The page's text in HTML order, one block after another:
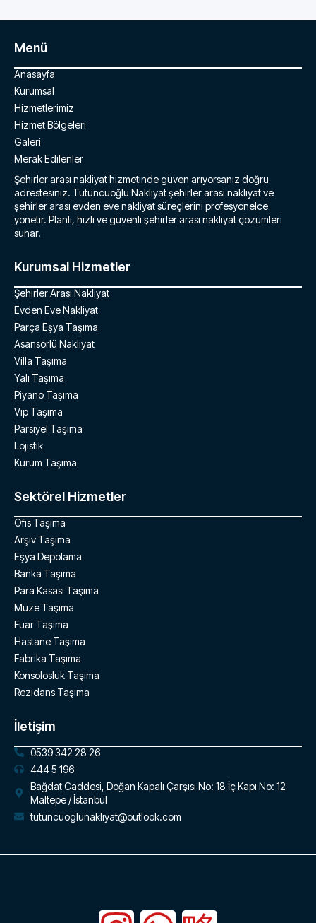
Menü
Anasayfa
Kurumsal
Hizmetlerimiz
Hizmet Bölgeleri
Galeri
Merak Edilenler
Şehirler arası nakliyat hizmetinde güven arıyorsanız doğru
adrestesiniz. Tütüncüoğlu Nakliyat şehirler arası nakliyat ve
şehirler arası evden eve nakliyat süreçlerini profesyonelce
yönetir. Planlı, hızlı ve güvenli şehirler arası nakliyat çözümleri
sunar.
Kurumsal Hizmetler
Şehirler Arası Nakliyat
Evden Eve Nakliyat
Parça Eşya Taşıma
Asansörlü Nakliyat
Villa Taşıma
Yalı Taşıma
Piyano Taşıma
Vip Taşıma
Parsiyel Taşıma
Lojistik
Kurum Taşıma
Sektörel Hizmetler
Ofis Taşıma
Arşiv Taşıma
Eşya Depolama
Banka Taşıma
Para Kasası Taşıma
Müze Taşıma
Fuar Taşıma
Hastane Taşıma
Fabrika Taşıma
Konsolosluk Taşıma
Rezidans Taşıma
İletişim
0539 342 28 26
444 5 196
Bağdat Caddesi, Doğan Kapalı Çarşısı No: 18 İç Kapı No: 12
Maltepe / İstanbul
tutuncuoglunakliyat@outlook.com